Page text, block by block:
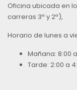
Oficina ubicada en
carreras 3ª y 2ª),
Horario de lunes a
Mañana: 8:00
Tarde: 2:00 a